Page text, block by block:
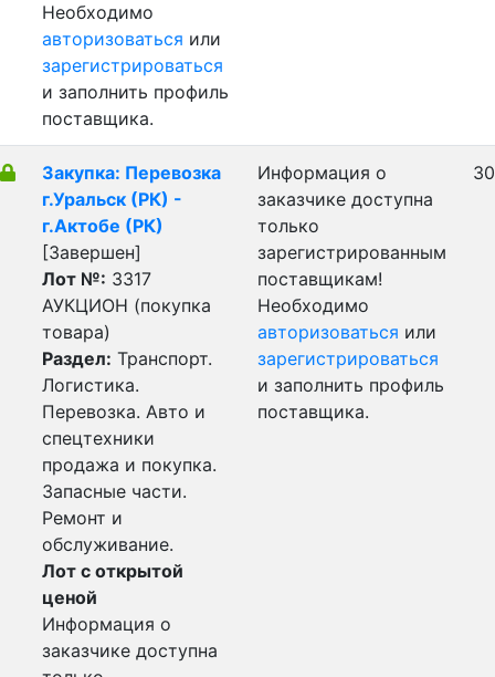
Необходимо
авторизоваться или
зарегистрироваться
и заполнить профиль
поставщика.
Закупка: Перевозка
г.Уральск (РК) -
г.Актобе (РК)
[Завершен]
Лот №: 3317
АУКЦИОН (покупка
товара)
Раздел: Транспорт.
Логистика.
Перевозка. Авто и
спецтехники
продажа и покупка.
Запасные части.
Ремонт и
обслуживание.
Лот с открытой
ценой
Информация о
заказчике доступна
Информация о
заказчике доступна
только
зарегистрированным
поставщикам!
Необходимо
авторизоваться или
зарегистрироваться
и заполнить профиль
поставщика.